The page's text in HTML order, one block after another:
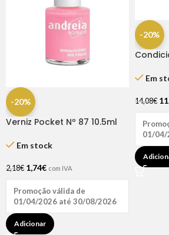
-20%
Verniz Pocket Nº 87 10.5ml
Em stock
2,18€ 1,74€ com IVA
Promoção válida de
01/04/2026 até 30/08/2026
Adicionar
-20%
Em
14,08€
01/04/